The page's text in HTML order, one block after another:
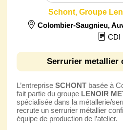
Schont, Groupe
Colombier-Saugnieu,
CDI
Serrurier metallier
L’entreprise SCHONTbasée à
fait partie du groupe LENOIR
spécialisée dans la métallerie/
recrute un serrurier métallier
équipe de production de l’atelier.